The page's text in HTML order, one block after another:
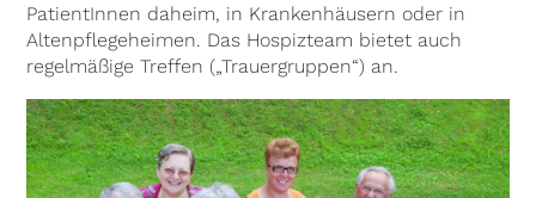
PatientInnen daheim, in Krankenhäusern oder in
Altenpflegeheimen. Das Hospizteam bietet auch
regelmäßige Treffen („Trauergruppen“) an.